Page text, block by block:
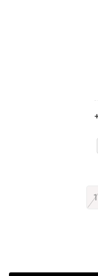
1